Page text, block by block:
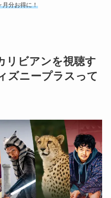
月分お得に！
リビアンを視聴す
ズニープラスって